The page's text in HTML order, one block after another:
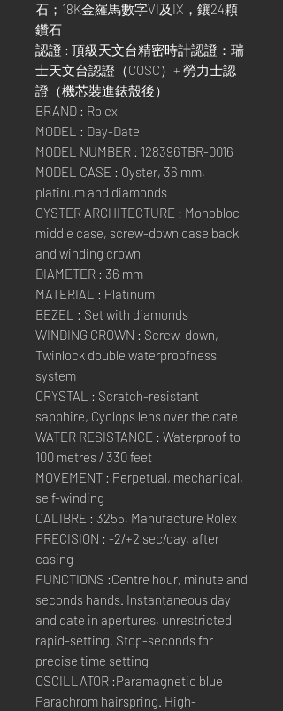
石；18K金羅馬數字VI及IX，鑲24顆
鑽石
認證 : 頂級天文台精密時計認證：瑞
士天文台認證（COSC）+ 勞力士認
證（機芯裝進錶殼後）
BRAND : Rolex
MODEL : Day-Date
MODEL NUMBER : 128396TBR-0016
MODEL CASE : Oyster, 36 mm,
platinum and diamonds
OYSTER ARCHITECTURE : Monobloc
middle case, screw-down case back
and winding crown
DIAMETER : 36 mm
MATERIAL : Platinum
BEZEL : Set with diamonds
WINDING CROWN : Screw-down,
Twinlock double waterproofness
system
CRYSTAL : Scratch-resistant
sapphire, Cyclops lens over the date
WATER RESISTANCE : Waterproof to
100 metres / 330 feet
MOVEMENT : Perpetual, mechanical,
self-winding
CALIBRE : 3255, Manufacture Rolex
PRECISION : -2/+2 sec/day, after
casing
FUNCTIONS :Centre hour, minute and
seconds hands. Instantaneous day
and date in apertures, unrestricted
rapid-setting. Stop-seconds for
precise time setting
OSCILLATOR :Paramagnetic blue
Parachrom hairspring. High-